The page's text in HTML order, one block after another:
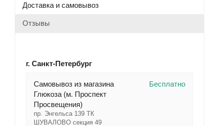
Доставка и самовывоз
Отзывы
г. Санкт-Петербург
Cамовывоз из магазина
Глюкоза (м. Проспект
Просвещения)
пр. Энгельса 139 ТК
ШУВАЛОВО секция 49
Бесплатно